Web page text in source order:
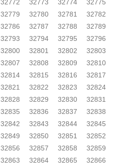
32772 32773 32774
32775
32779 32780 32781
32782
32786 32787 32788
32789
32793 32794 32795
32796
32800 32801 32802
32803
32807 32808 32809
32810
32814 32815 32816
32817
32821 32822 32823
32824
32828 32829 32830
32831
32835 32836 32837
32838
32842 32843 32844
32845
32849 32850 32851
32852
32856 32857 32858
32859
32863 32864 32865
32866